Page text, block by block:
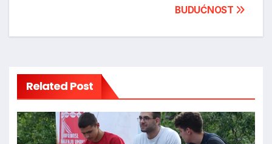
BUDUĆNOST
Related Post